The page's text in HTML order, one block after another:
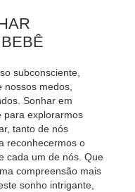
subconsciente,
nossos medos,
Sonhar em
para explorarmos
tanto de nós
reconhecermos o
cada um de nós. Que
compreensão mais
sonho intrigante,